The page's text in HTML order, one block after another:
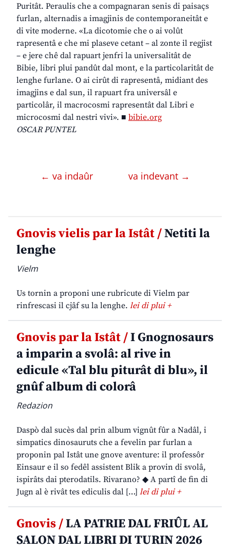
Puritât. Peraulis che a compagnaran senis di paisaçs
furlan, alternadis a imagjinis de contemporaneitât e
di vite moderne. «La dicotomie che o ai volût
rapresentâ e che mi plaseve cetant – al zonte il regjist
– e jere chê dal rapuart jenfri la universalitât de
Bibie, libri plui pandût dal mont, e la particolaritât de
lenghe furlane. O ai cirût di rapresentâ, midiant des
imagjins e dal sun, il rapuart fra universâl e
particolâr, il macrocosmi rapresentât dal Libri e
microcosmi dal nestri vivi». ■ bibie.org
OSCAR PUNTEL
← va indaûr va indevant →
Gnovis vielis par la Istât /Netiti la
lenghe
Vielm
Us tornin a proponi une rubricute di Vielm par
rinfrescasi il cjâf su la lenghe. lei di plui +
Gnovis par la Istât /I Gnognosaurs
a imparin a svolâ: al rive in
edicule «Tal blu piturât di blu», il
gnûf album di colorâ
Redazion
Daspò dal sucès dal prin album vignût fûr a Nadâl, i
simpatics dinosauruts che a fevelin par furlan a
proponin pal Istât une gnove aventure: il professôr
Einsaur e il so fedêl assistent Blik a provin di svolâ,
ispirâts dai pterodatils. Rivarano? ◆ A partî de fin di
Jugn al è rivât tes ediculis dal […] lei di plui +
Gnovis /LA PATRIE DAL FRIÛL AL
SALON DAL LIBRI DI TURIN 2026